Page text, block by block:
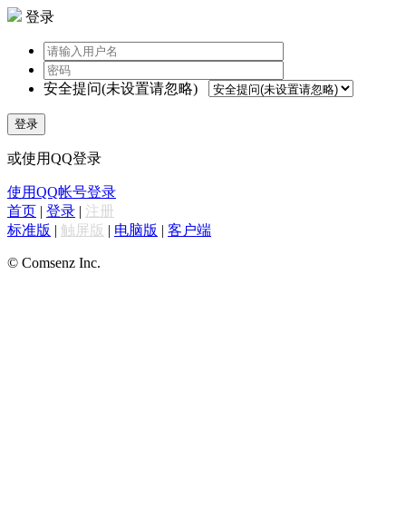
登录
安全提问(未设置请忽略)
登录
或使用QQ登录
使用QQ帐号登录
首页 | 登录 | 注册
标准版 | 触屏版 | 电脑版 | 客户端
© Comsenz Inc.